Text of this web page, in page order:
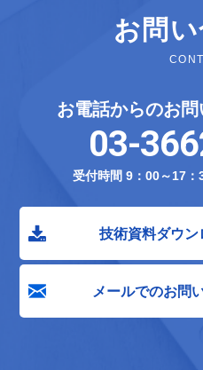
お問
お電話からのお
03-
受付時間 9：00～17：
技術資料ダウン
メールでのお問